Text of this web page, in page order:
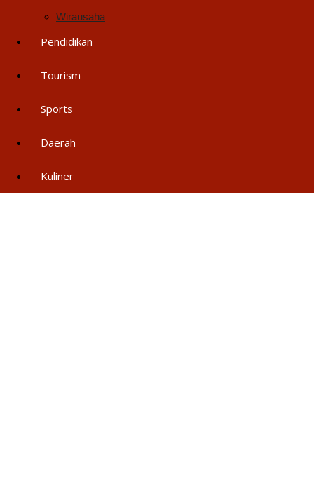
Wirausaha
Pendidikan
Tourism
Sports
Daerah
Kuliner